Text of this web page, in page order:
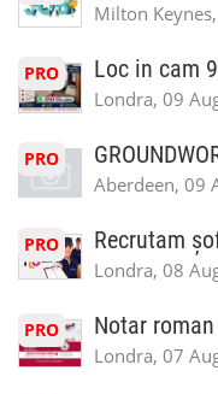
Milton
PRO Loc in cam
Londra, 09
PRO
Aberdeen, 09
PRO Recrutam
Londra, 08
PRO Notar
Londra, 07